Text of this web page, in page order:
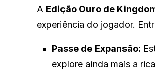
A Edição Ouro de
experiência do jogador.
Passe de Expansão:
explore ainda mais a